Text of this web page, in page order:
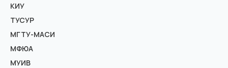
КИУ
ТУСУР
МГТУ-МАСИ
МФЮА
МУИВ